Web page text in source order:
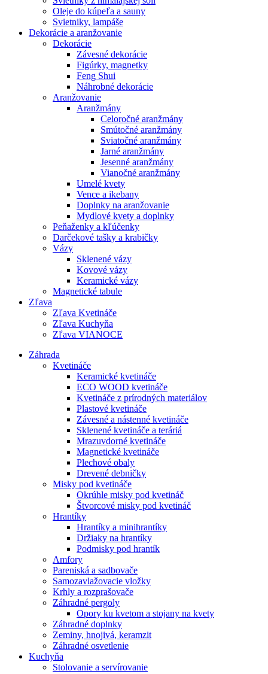
Oleje do kúpeľa a sauny
Svietniky, lampáše
Dekorácie a aranžovanie
Dekorácie
Závesné dekorácie
Figúrky, magnetky
Feng Shui
Náhrobné dekorácie
Aranžovanie
Aranžmány
Celoročné aranžmány
Smútočné aranžmány
Sviatočné aranžmány
Jarné aranžmány
Jesenné aranžmány
Vianočné aranžmány
Umelé kvety
Vence a ikebany
Doplnky na aranžovanie
Mydlové kvety a doplnky
Peňaženky a kľúčenky
Darčekové tašky a krabičky
Vázy
Sklenené vázy
Kovové vázy
Keramické vázy
Magnetické tabule
Zľava
Zľava Kvetináče
Zľava Kuchyňa
Zľava VIANOCE
Záhrada
Kvetináče
Keramické kvetináče
ECO WOOD kvetináče
Kvetináče z prírodných materiálov
Plastové kvetináče
Závesné a nástenné kvetináče
Sklenené kvetináče a teráriá
Mrazuvdorné kvetináče
Magnetické kvetináče
Plechové obaly
Drevené debničky
Misky pod kvetináče
Okrúhle misky pod kvetináč
Štvorcové misky pod kvetináč
Hrantíky
Hrantíky a minihrantíky
Držiaky na hrantíky
Podmisky pod hrantík
Amfory
Pareniská a sadbovače
Samozavlažovacie vložky
Krhly a rozprašovače
Záhradné pergoly
Opory ku kvetom a stojany na kvety
Záhradné doplnky
Zeminy, hnojivá, keramzit
Záhradné osvetlenie
Kuchyňa
Stolovanie a servírovanie